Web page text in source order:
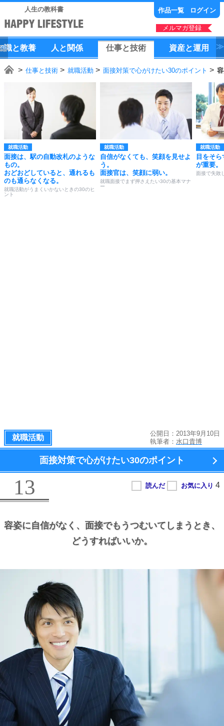
人生の教科書 作品一覧 ログイン
メルマガ登録
識と教養 人 と 関係 仕事と技術 資産と運用
仕事と技術 就職活動 面接対策で心がけたい30のポイント
就職活動
面接は、駅の自動改札のような
もの。
おどおどしていると、通れるも
のも通らなくなる。
就職活動がうまくいかないときの30のヒ
ント
就職活動
自信がなくても、笑顔を見せよ
う。
面接官は、笑顔に弱い。
就職面接でまず押さえたい30の基本マナ
ー
就職活動
目をそ
が重要。
面接で失敗
就職活動
公開日：2013年9月10日
執筆者： 水口貴博
面接対策で心がけたい30のポイント
13
容姿に自信がなく、 面接でもうつむいてしまうとき、
どうすればいいか。